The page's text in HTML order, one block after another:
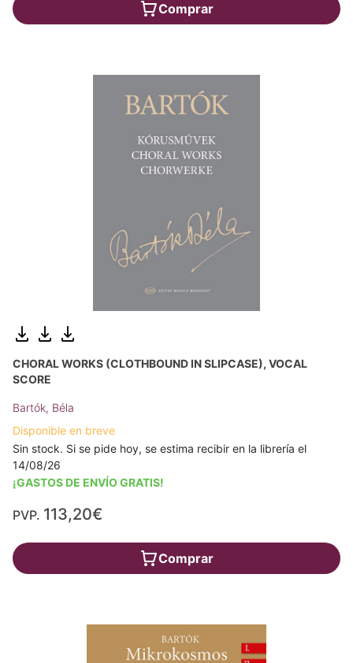
Comprar
CHORAL WORKS (CLOTHBOUND IN SLIPCASE), VOCAL
SCORE
Bartók, Béla
Disponible en breve
Sin stock. Si se pide hoy, se estima recibir en la librería el
14/08/26
¡GASTOS DE ENVÍO GRATIS!
PVP. 113,20€
Comprar